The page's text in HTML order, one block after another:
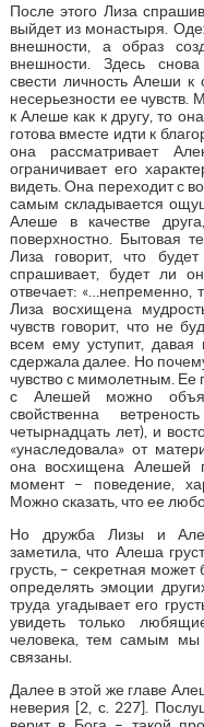
После этого Лиза
выйдет из монастыря.
внешности, а образ
внешности. Здесь
свести личность Алеши к
несерьезности ее чувств.
к Алеше как к другу, то
готова вместе идти к
она рассматривает
ограничивает его
видеть. Она переходит с
самым складывается
Алеше в качестве
поверхностно. Бытовая
Лиза говорит, что
спрашивает, будет ли
отвечает: «…непременно,
Лиза восхищена
чувств говорит, что не
всем ему уступит,
сдержала далее. Но
чувство с мимолетным. Ее
с Алешей можно
свойственна
четырнадцать лет), и
«унаследовала» от
она восхищена Алешей
момент – поведение,
Можно сказать, что ее
Но дружба Лизы и
заметила, что Алеша
грусть, – секретная
определять эмоции
труда угадывает его
увидеть только
человека, тем самым мы
связаны.
Далее в этой же главе
неверия [2, с. 227].